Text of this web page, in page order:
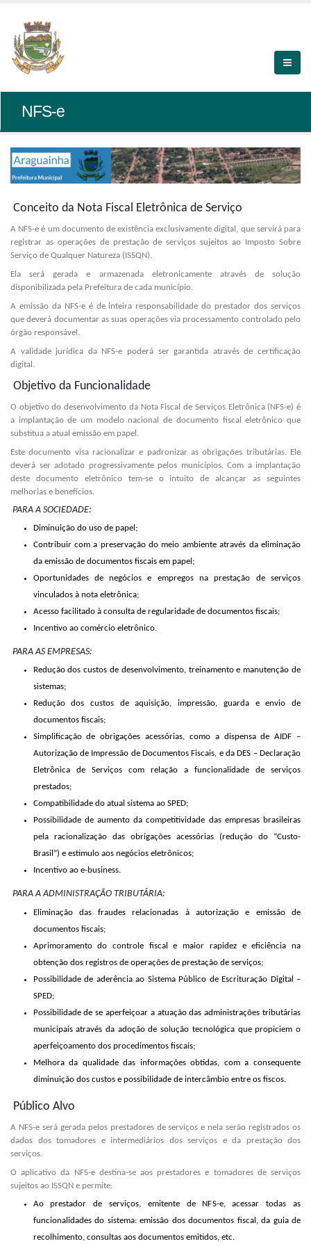
NFS-e
Conceito da Nota Fiscal Eletrônica de Serviço
A NFS-e é um documento de existência exclusivamente digital, que servirá para
registrar as operações de prestação de serviços sujeitos ao Imposto Sobre
Serviço de Qualquer Natureza (ISSQN).
Ela será gerada e armazenada eletronicamente através de solução
disponibilizada pela Prefeitura de cada município.
A emissão da NFS-e é de inteira responsabilidade do prestador dos serviços
que deverá documentar as suas operações via processamento controlado pelo
órgão responsável.
A validade jurídica da NFS-e poderá ser garantida através de certificação
digital.
Objetivo da Funcionalidade
O objetivo do desenvolvimento da Nota Fiscal de Serviços Eletrônica (NFS-e) é
a implantação de um modelo nacional de documento fiscal eletrônico que
substitua a atual emissão em papel.
Este documento visa racionalizar e padronizar as obrigações tributárias. Ele
deverá ser adotado progressivamente pelos municípios. Com a implantação
deste documento eletrônico tem-se o intuito de alcançar as seguintes
melhorias e benefícios.
PARA A SOCIEDADE:
Diminuição do uso de papel;
Contribuir com a preservação do meio ambiente através da eliminação
da emissão de documentos fiscais em papel;
Oportunidades de negócios e empregos na prestação de serviços
vinculados à nota eletrônica;
Acesso facilitado à consulta de regularidade de documentos fiscais;
Incentivo ao comércio eletrônico.
PARA AS EMPRESAS:
Redução dos custos de desenvolvimento, treinamento e manutenção de
sistemas;
Redução dos custos de aquisição, impressão, guarda e envio de
documentos fiscais;
Simplificação de obrigações acessórias, como a dispensa de AIDF –
Autorização de Impressão de Documentos Fiscais, e da DES – Declaração
Eletrônica de Serviços com relação a funcionalidade de serviços
prestados;
Compatibilidade do atual sistema ao SPED;
Possibilidade de aumento da competitividade das empresas brasileiras
pela racionalização das obrigações acessórias (redução do “Custo-
Brasil”) e estimulo aos negócios eletrônicos;
Incentivo ao e-business.
PARA A ADMINISTRAÇÃO TRIBUTÁRIA:
Eliminação das fraudes relacionadas à autorização e emissão de
documentos fiscais;
Aprimoramento do controle fiscal e maior rapidez e eficiência na
obtenção dos registros de operações de prestação de serviços;
Possibilidade de aderência ao Sistema Público de Escrituração Digital –
SPED;
Possibilidade de se aperfeiçoar a atuação das administrações tributárias
municipais através da adoção de solução tecnológica que propiciem o
aperfeiçoamento dos procedimentos fiscais;
Melhora da qualidade das informações obtidas, com a consequente
diminuição dos custos e possibilidade de intercâmbio entre os fiscos.
Público Alvo
A NFS-e será gerada pelos prestadores de serviços e nela serão registrados os
dados dos tomadores e intermediários dos serviços e da prestação dos
serviços.
O aplicativo da NFS-e destina-se aos prestadores e tomadores de serviços
sujeitos ao ISSQN e permite:
Ao prestador de serviços, emitente de NFS-e, acessar todas as
funcionalidades do sistema: emissão dos documentos fiscal, da guia de
recolhimento, consultas aos documentos emitidos, etc.